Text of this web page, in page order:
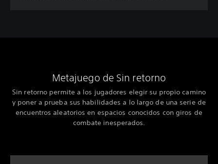
Metajuego de Sin retorno
Sin retorno permite a los jugadores elegir su propio camino
y poner a prueba sus habilidades a lo largo de una serie de
encuentros aleatorios en espacios conocidos con giros de
combate inesperados.